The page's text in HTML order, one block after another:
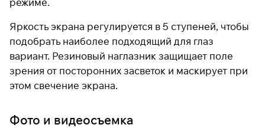
Яркость экрана регулируется в 5 ступеней, чтобы
подобрать наиболее подходящий для глаз
вариант. Резиновый наглазник защищает поле
зрения от посторонних засветок и маскирует при
этом свечение экрана.
Фото и видеосъемка